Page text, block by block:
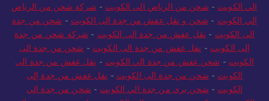
الي الكويت - شحن من الرياض الى الكويت - شركة شحن من الرياض
الي الكويت - شحن و نقل عفش من جدة الى الكويت - شحن من جدة
الى الكويت - نقل عفش من جدة الى الكويت - شركة شحن من جدة
إلى الكويت - نقل عفش من جدة الى الكويت - شحن من جدة الى
الكويت - شحن عفش من جدة الي الكويت - نقل عفش من جدة الى
الكويت - شحن من جدة الى الكويت - نقل عفش من جدة إلى
الكويت - شحن بري من جدة الي الكويت - شحن من جدة الي